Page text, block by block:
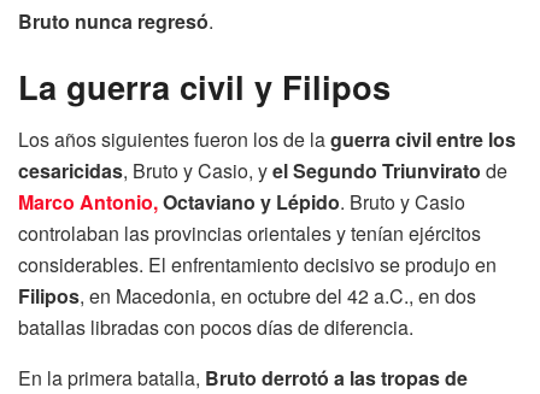
Bruto nunca regresó.
La guerra civil y Filipos
Los años siguientes fueron los de laguerra civil entre los
cesaricidas, Bruto y Casio, yel Segundo Triunvirato de
Marco Antonio,Octaviano y Lépido. Bruto y Casio
controlaban las provincias orientales y tenían ejércitos
considerables. El enfrentamiento decisivo se produjo en
Filipos, en Macedonia, en octubre del 42 a.C., en dos
batallas libradas con pocos días de diferencia.
En la primera batalla, Bruto derrotó a las tropas de